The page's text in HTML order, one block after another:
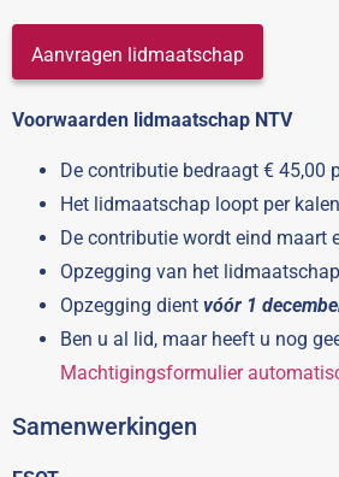
Aanvragen lidmaatschap
Voorwaarden lidmaatschap NTV
De contributie bedraagt € 45,00
Het lidmaatschap loopt per
De contributie wordt eind maart
Opzegging van het
Opzegging dient vóór 1
Ben u al lid, maar heeft u nog
Machtigingsformulier
Samenwerkingen